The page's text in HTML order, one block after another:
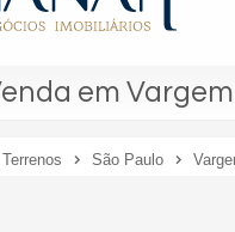
em
Terrenos São Paulo